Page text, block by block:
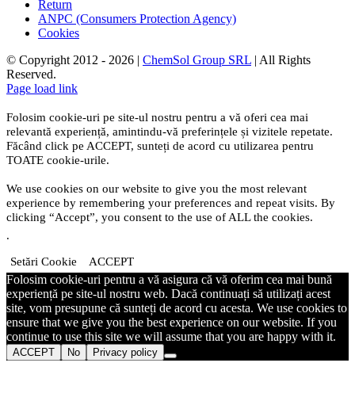
Return
ANPC (Consumers Protection Agency)
Cookies
© Copyright 2012 - 2026 | ChemSol Group SRL | All Rights
Reserved.
Page load link
Folosim cookie-uri pe site-ul nostru pentru a vă oferi cea mai
relevantă experiență, amintindu-vă preferințele și vizitele repetate.
Făcând click pe ACCEPT, sunteți de acord cu utilizarea pentru
TOATE cookie-urile.
We use cookies on our website to give you the most relevant
experience by remembering your preferences and repeat visits. By
clicking “Accept”, you consent to the use of ALL the cookies.
.
Setări Cookie ACCEPT
Folosim cookie-uri pentru a vă asigura că vă oferim cea mai bună
experiență pe site-ul nostru web. Dacă continuați să utilizați acest
site, vom presupune că sunteți de acord cu acesta. We use cookies to
ensure that we give you the best experience on our website. If you
continue to use this site we will assume that you are happy with it.
ACCEPT No Privacy policy